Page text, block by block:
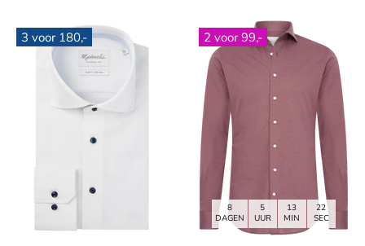
3 voor 180,- 2 voor 99,-
8
DAGEN
5
UUR
13
MIN
21
SEC